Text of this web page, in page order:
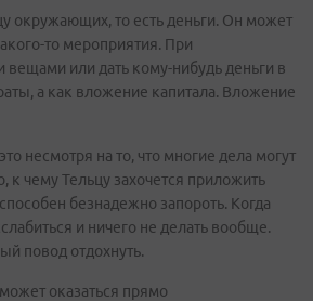
окружающих, то есть деньги. Он может
то мероприятия. При
или дать кому-нибудь деньги в
а как вложение капитала. Вложение
несмотря на то, что многие дела могут
к чему Тельцу захочется приложить
безнадежно запороть. Когда
и ничего не делать вообще.
повод отдохнуть.
оказаться прямо